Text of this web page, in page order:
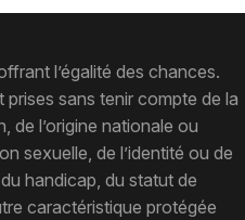
l’égalité des chances.
prises sans tenir compte de la
de l’origine nationale ou
sexuelle, de l’identité ou de
handicap, du statut de
caractéristique protégée